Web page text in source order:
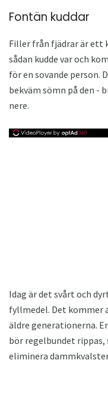
Fontän kuddar
Filler från fjädrar är ett
sådan kudde var och
för en sovande person.
bekväm sömn på den -
nere.
Idag är det svårt och
fyllmedel. Det kommer
äldre generationerna.
bör regelbundet
eliminera